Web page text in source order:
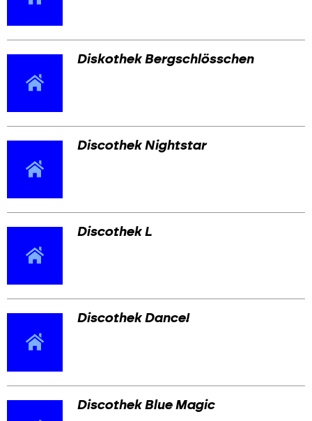
Werbemarkt
Diskothek Bergschlösschen
Discothek Nightstar
Discothek L
Discothek Dance!
Discothek Blue Magic